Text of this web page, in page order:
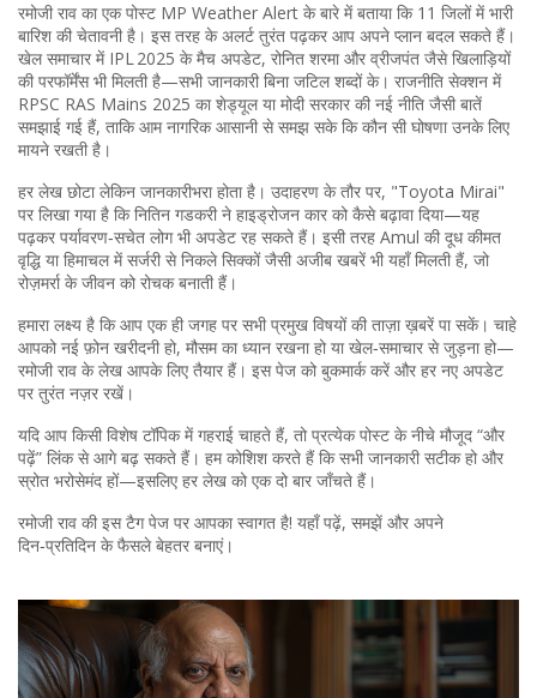
रमोजी राव का एक पोस्ट MP Weather Alert के बारे में बताया कि 11 जिलों में भारी
बारिश की चेतावनी है। इस तरह के अलर्ट तुरंत पढ़कर आप अपने प्लान बदल सकते हैं।
खेल समाचार में IPL 2025 के मैच अपडेट, रोनित शरमा और व्रीजपंत जैसे खिलाड़ियों
की परफॉर्मेंस भी मिलती है—सभी जानकारी बिना जटिल शब्दों के। राजनीति सेक्शन में
RPSC RAS Mains 2025 का शेड्यूल या मोदी सरकार की नई नीति जैसी बातें
समझाई गई हैं, ताकि आम नागरिक आसानी से समझ सके कि कौन सी घोषणा उनके लिए
मायने रखती है।
हर लेख छोटा लेकिन जानकारीभरा होता है। उदाहरण के तौर पर, "Toyota Mirai"
पर लिखा गया है कि नितिन गडकरी ने हाइड्रोजन कार को कैसे बढ़ावा दिया—यह
पढ़कर पर्यावरण‑सचेत लोग भी अपडेट रह सकते हैं। इसी तरह Amul की दूध कीमत
वृद्धि या हिमाचल में सर्जरी से निकले सिक्कों जैसी अजीब खबरें भी यहाँ मिलती हैं, जो
रोज़मर्रा के जीवन को रोचक बनाती हैं।
हमारा लक्ष्य है कि आप एक ही जगह पर सभी प्रमुख विषयों की ताज़ा ख़बरें पा सकें। चाहे
आपको नई फ़ोन खरीदनी हो, मौसम का ध्यान रखना हो या खेल‑समाचार से जुड़ना हो—
रमोजी राव के लेख आपके लिए तैयार हैं। इस पेज को बुकमार्क करें और हर नए अपडेट
पर तुरंत नज़र रखें।
यदि आप किसी विशेष टॉपिक में गहराई चाहते हैं, तो प्रत्येक पोस्ट के नीचे मौजूद “और
पढ़ें” लिंक से आगे बढ़ सकते हैं। हम कोशिश करते हैं कि सभी जानकारी सटीक हो और
स्रोत भरोसेमंद हों—इसलिए हर लेख को एक दो बार जाँचते हैं।
रमोजी राव की इस टैग पेज पर आपका स्वागत है! यहाँ पढ़ें, समझें और अपने
दिन‑प्रतिदिन के फैसले बेहतर बनाएं।